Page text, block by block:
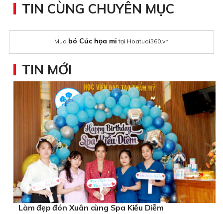
TIN CÙNG CHUYÊN MỤC
Mua bó Cúc họa mi tại Hoatuoi360.vn
TIN MỚI
Làm đẹp đón Xuân cùng Spa Kiều Diễm